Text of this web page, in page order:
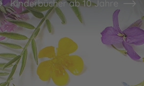
Kinderbücher ab 10 Jahre